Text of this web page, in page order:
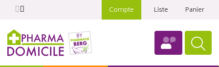
Compte Liste Panier